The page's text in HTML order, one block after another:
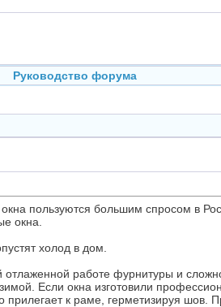
Руководство форума
пользуются большим спросом в
окна.
холод в дом.
работе фурнитуры и
Если окна изготовили
прилегает к раме, герметизируя шов.